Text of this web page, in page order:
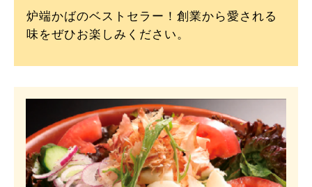
炉端かばのベストセラー！創業から愛される
味をぜひお楽しみください。